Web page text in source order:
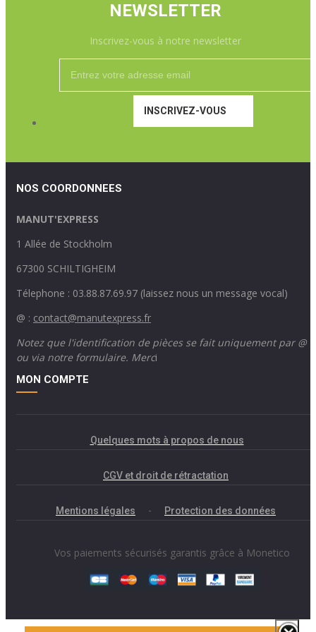
NEWSLETTER
Inscrivez-vous à notre newsletter
INSCRIVEZ-VOUS
NOS COORDONNEES
MANUT'EXPRESS
1 Allée de Stockholm
67300 SCHILTIGHEIM
Télephone : 03.88.87.69.97 (laissez nous un message vocal)
@ : contact@manutexpress.fr
Notez que l'identification de pièces se fait uniquement par @
ou via notre formulaire. Merci
MON COMPTE
Quelques mots à propos de nous
CGV et droit de rétractation
Mentions légales - Protection des données
Vos paiements sécurisés garantis grâce à Monetico